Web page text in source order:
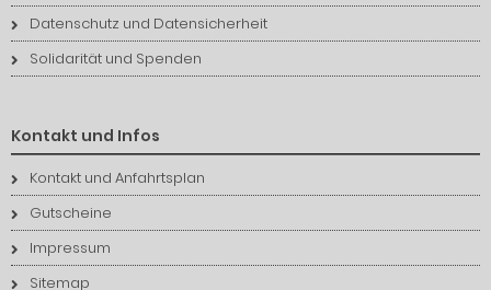
Datenschutz und Datensicherheit
Solidarität und Spenden
Kontakt und Infos
Kontakt und Anfahrtsplan
Gutscheine
Impressum
Sitemap